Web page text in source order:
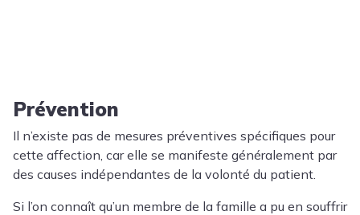
Prévention
Il n’existe pas de mesures préventives spécifiques pour
cette affection, car elle se manifeste généralement par
des causes indépendantes de la volonté du patient.
Si l’on connaît qu’un membre de la famille a pu en souffrir